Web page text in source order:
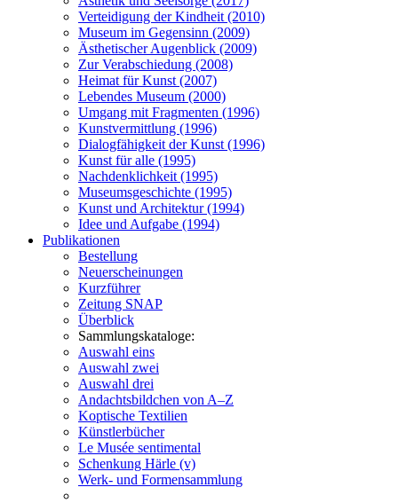
Verteidigung der Kindheit (2010)
Museum im Gegensinn (2009)
Ästhetischer Augenblick (2009)
Zur Verabschiedung (2008)
Heimat für Kunst (2007)
Lebendes Museum (2000)
Umgang mit Fragmenten (1996)
Kunstvermittlung (1996)
Dialogfähigkeit der Kunst (1996)
Kunst für alle (1995)
Nachdenklichkeit (1995)
Museumsgeschichte (1995)
Kunst und Architektur (1994)
Idee und Aufgabe (1994)
Publikationen
Bestellung
Neuerscheinungen
Kurzführer
Zeitung SNAP
Überblick
Sammlungskataloge:
Auswahl eins
Auswahl zwei
Auswahl drei
Andachtsbildchen von A–Z
Koptische Textilien
Künstlerbücher
Le Musée sentimental
Schenkung Härle (v)
Werk- und Formensammlung